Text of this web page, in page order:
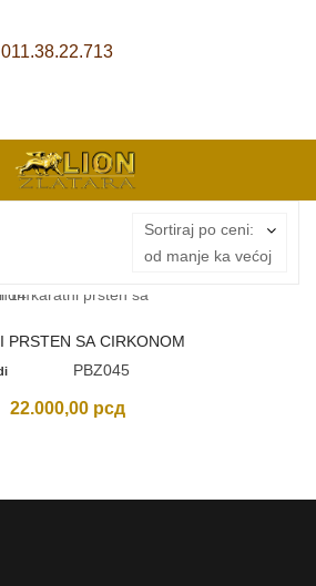
Sortiraj po ceni:
od manje ka većoj
PRSTEN SA CIRKONOM
PBZ045
22.000,00 рсд